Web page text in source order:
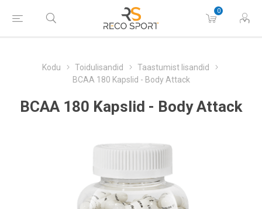
0
Kodu Toidulisandid
Taastumist lisandid
BCAA 180 Kapslid - Body Attack
BCAA 180 Kapslid - Body Attack